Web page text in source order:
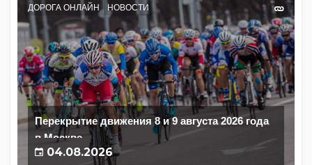
ДОРОГА ОНЛАЙН НОВОСТИ
Перекрытие движения 8 и 9 августа 2026 года
в Москве
04.08.2026